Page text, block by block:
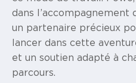
dans
un partenaire précieux
lancer dans cette
et un soutien adapté à
parcours.